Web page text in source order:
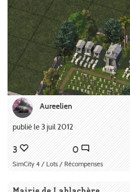
Aureelien
publié le 3 juil 2012
3 0
SimCity 4 / Lots / Récompenses